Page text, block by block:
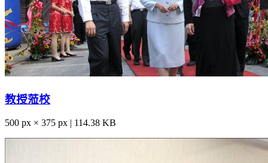
教授蒞校
500 px × 375 px | 114.38 KB